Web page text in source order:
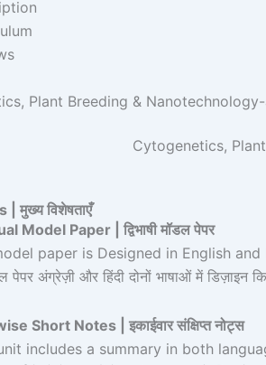
Cytogenetics, Plant
मुख्य विशेषताएँ
Model Paper | द्विभाषी मॉडल पेपर
paper is Designed in English
पेपर अंग्रेज़ी और हिंदी दोनों भाषाओं में डिज़ाइन
Short Notes | इकाईवार संक्षिप्त नोट्स
includes a summary in both